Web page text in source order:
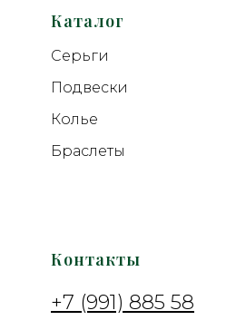
Каталог
Серьги
Подвески
Колье
Браслеты
Контакты
+7 (991) 885 58